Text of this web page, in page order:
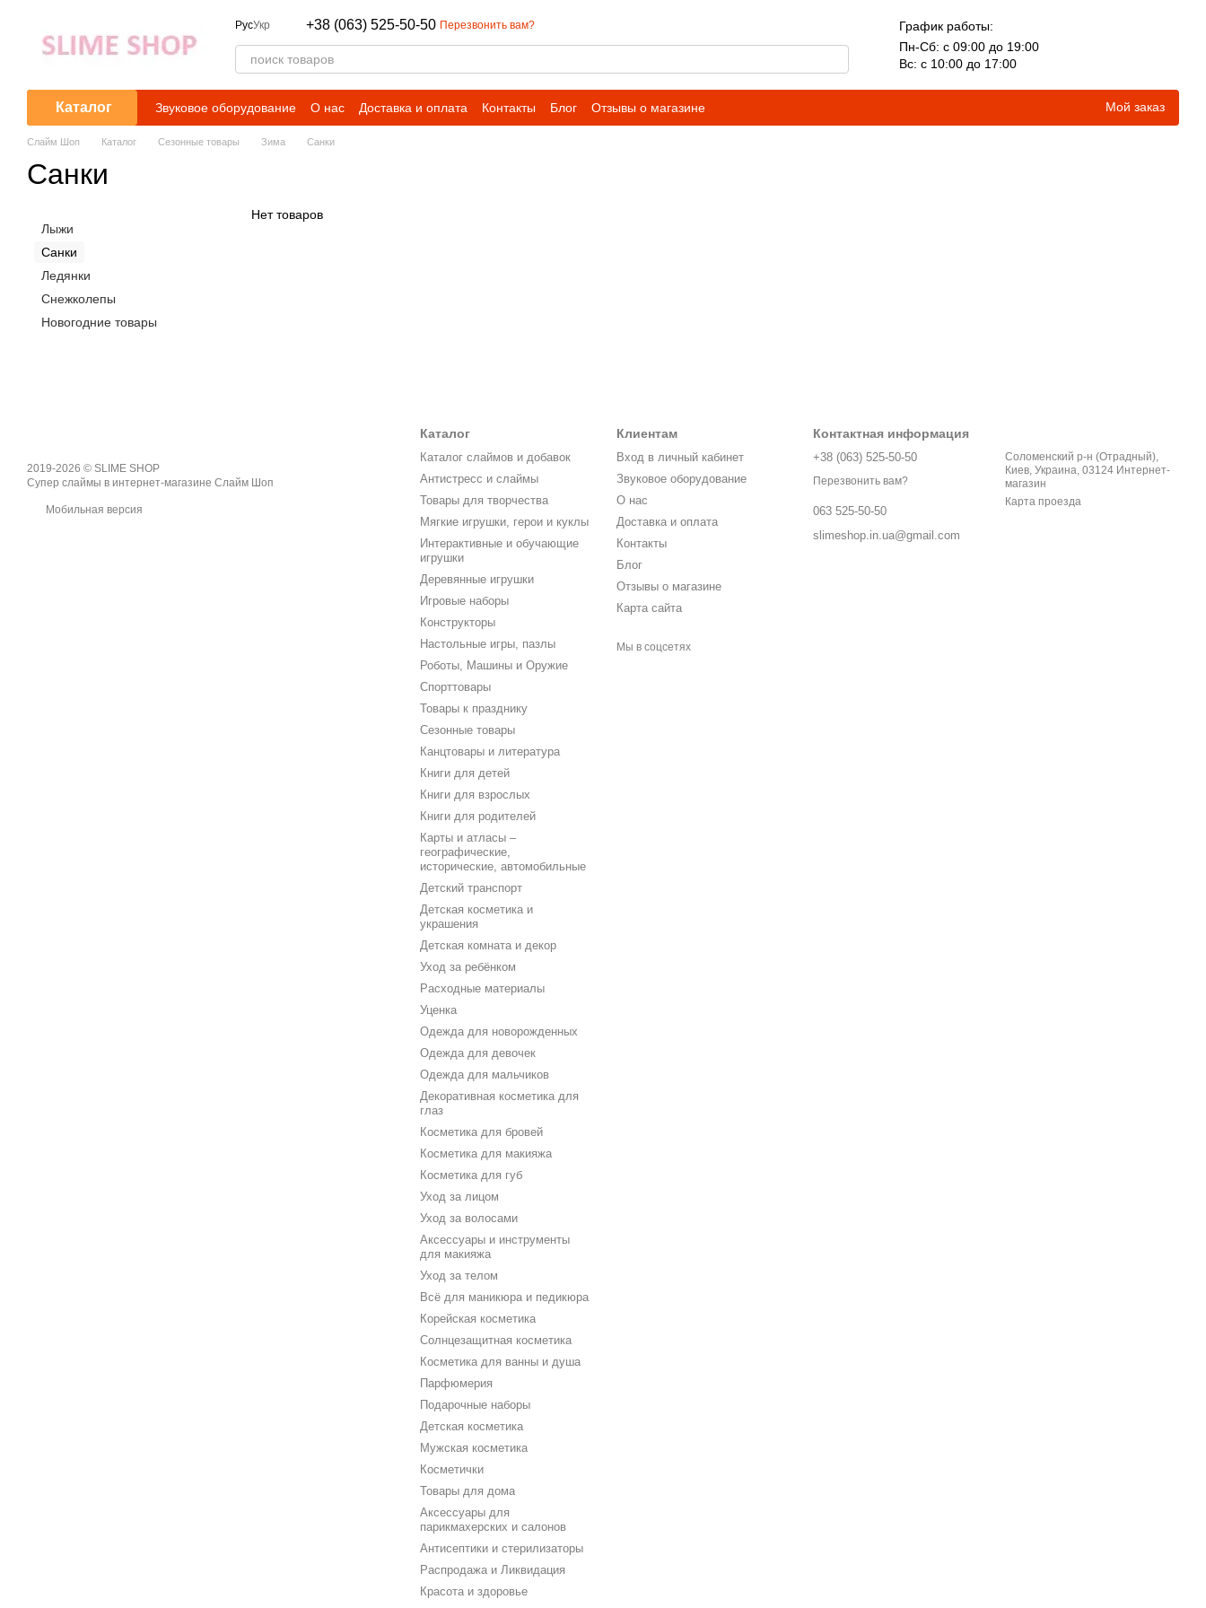
РусУкр +38 (063) 525-50-50 Перезвонить вам?
График работы:
Пн-Сб: с 09:00 до 19:00
Вс: с 10:00 до 17:00
Каталог Звуковое оборудование О нас Доставка и оплата Контакты Блог Отзывы о магазине Мой заказ
Слайм Шоп Каталог Сезонные товары Зима Санки
Санки
Нет товаров
Лыжи
Санки
Ледянки
Снежколепы
Новогодние товары
2019-2026 © SLIME SHOP
Супер слаймы в интернет-магазине Слайм Шоп
Мобильная версия
Каталог
Каталог слаймов и добавок
Антистресс и слаймы
Товары для творчества
Мягкие игрушки, герои и куклы
Интерактивные и обучающие
игрушки
Деревянные игрушки
Игровые наборы
Конструкторы
Настольные игры, пазлы
Роботы, Машины и Оружие
Спорттовары
Товары к празднику
Сезонные товары
Канцтовары и литература
Книги для детей
Книги для взрослых
Книги для родителей
Карты и атласы –
географические,
исторические, автомобильные
Детский транспорт
Детская косметика и
украшения
Детская комната и декор
Уход за ребёнком
Расходные материалы
Уценка
Одежда для новорожденных
Одежда для девочек
Одежда для мальчиков
Декоративная косметика для
глаз
Косметика для бровей
Косметика для макияжа
Косметика для губ
Уход за лицом
Уход за волосами
Аксессуары и инструменты
для макияжа
Уход за телом
Всё для маникюра и педикюра
Корейская косметика
Солнцезащитная косметика
Косметика для ванны и душа
Парфюмерия
Подарочные наборы
Детская косметика
Мужская косметика
Косметички
Товары для дома
Аксессуары для
парикмахерских и салонов
Антисептики и стерилизаторы
Распродажа и Ликвидация
Красота и здоровье
Клиентам
Вход в личный кабинет
Звуковое оборудование
О нас
Доставка и оплата
Контакты
Блог
Отзывы о магазине
Карта сайта
Мы в соцсетях
Контактная информация
+38 (063) 525-50-50
Перезвонить вам?
063 525-50-50
slimeshop.in.ua@gmail.com
Соломенский р-н (Отрадный),
Киев, Украина, 03124 Интернет-
магазин
Карта проезда